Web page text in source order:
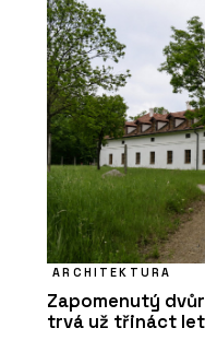
ARCHITEKTURA
Zapomenutý
trvá už třináct let